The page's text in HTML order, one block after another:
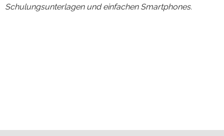
Schulungsunterlagen und einfachen Smartphones.